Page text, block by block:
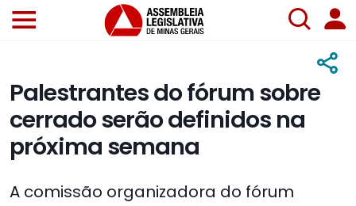
Palestrantes do fórum sobre
cerrado serão definidos na
próxima semana
A comissão organizadora do fórum